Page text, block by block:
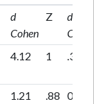
d
Cohen
Z
d
4.12 1 .33
1.21 .88 0